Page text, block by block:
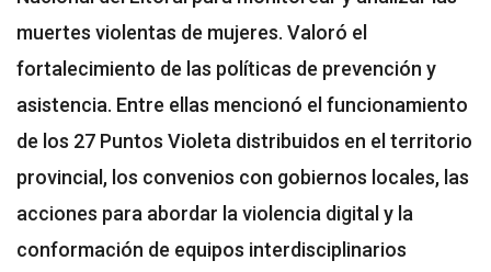
muertes violentas de mujeres. Valoró el
fortalecimiento de las políticas de prevención y
asistencia. Entre ellas mencionó el funcionamiento
de los 27 Puntos Violeta distribuidos en el territorio
provincial, los convenios con gobiernos locales, las
acciones para abordar la violencia digital y la
conformación de equipos interdisciplinarios